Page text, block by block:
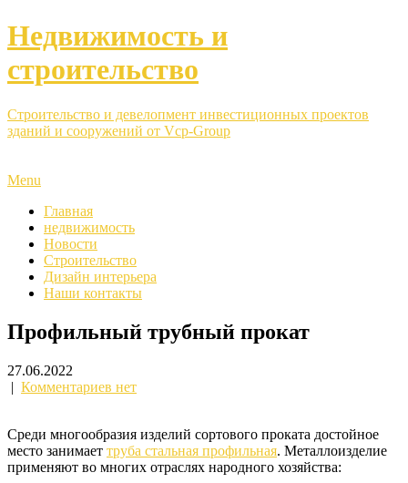
Недвижимость и
строительство
Строительство и девелопмент инвестиционных проектов
зданий и сооружений от Vcp-Group
Menu
Главная
недвижимость
Новости
Строительство
Дизайн интерьера
Наши контакты
Профильный трубный прокат
27.06.2022
| Комментариев нет
Среди многообразия изделий сортового проката достойное
место занимает труба стальная профильная. Металлоизделие
применяют во многих отраслях народного хозяйства: